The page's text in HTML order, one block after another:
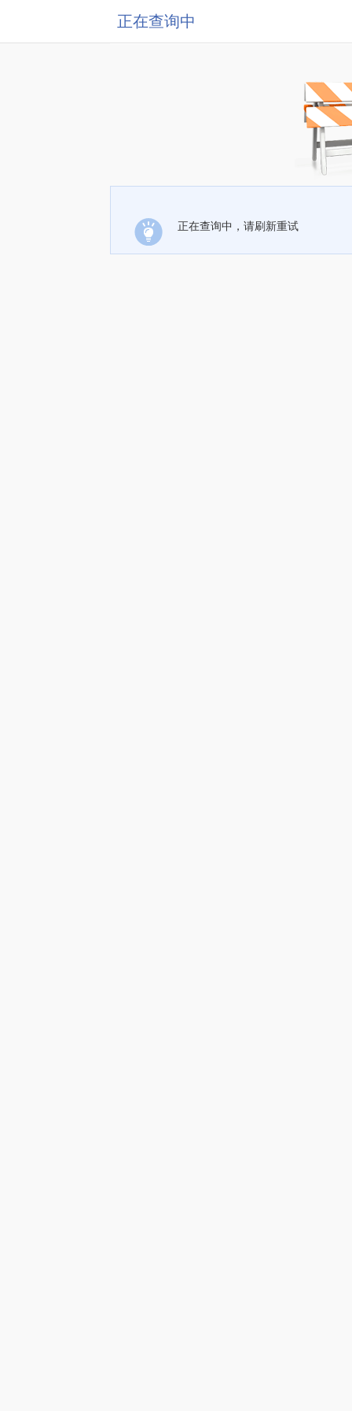
正在查询中
正在查询中，请刷新重试